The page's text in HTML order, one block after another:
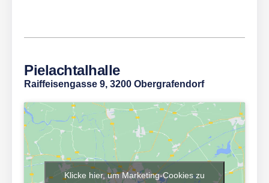
Pielachtalhalle
Raiffeisengasse 9, 3200 Obergrafendorf
Klicke hier, um Marketing-Cookies zu